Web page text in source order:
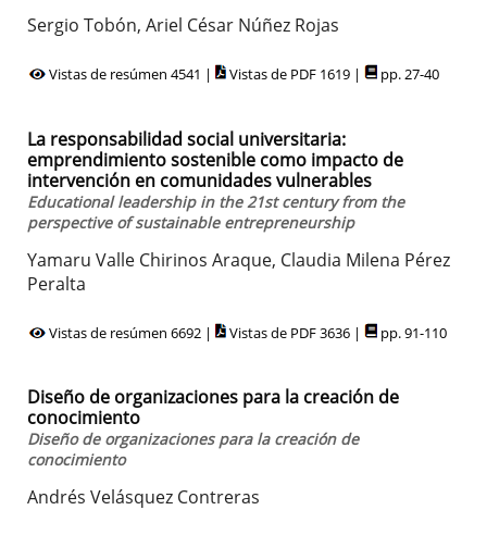
Sergio Tobón, Ariel César Núñez Rojas
Vistas de resúmen 4541 | Vistas de PDF 1619 | pp. 27-40
La responsabilidad social universitaria:
emprendimiento sostenible como impacto de
intervención en comunidades vulnerables
Educational leadership in the 21st century from the
perspective of sustainable entrepreneurship
Yamaru Valle Chirinos Araque, Claudia Milena Pérez
Peralta
Vistas de resúmen 6692 | Vistas de PDF 3636 | pp. 91-110
Diseño de organizaciones para la creación de
conocimiento
Diseño de organizaciones para la creación de
conocimiento
Andrés Velásquez Contreras